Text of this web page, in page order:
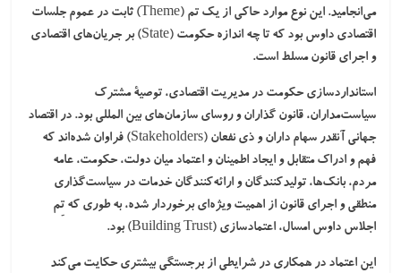
می‌انجامید. این نوع موارد حاکی از یک تم (Theme) ثابت در عموم جلسات
اقتصادی داوس بود که تا چه اندازه حکومت (State) بر جریان‌های اقتصادی
و اجرای قانون مسلط است.
استانداردسازی حکومتدر مدیریت اقتصادی، توصیۀ مشترک
سیاست‌مداران، قانون گذاران و روسای سازمان‌های بین المللی بود. در اقتصاد
جهانی آنقدر سهام داران و ذی نفعان (Stakeholders) فراوان شده‌اند که
فهم و ادراک متقابل و ایجاد اطمینان و اعتماد میان دولت، حکومت، عامه
مردم، بانک‌ها، تولیدکنندگان و ارائه‌کنندگان خدمات در سیاست‌گذاری
منطقی و اجرای قانون از اهمیت ویژه‌ای برخوردار شده، به طوری که تِم
اجلاس داوس امسال، اعتمادسازی (Building Trust) بود.
این اعتماد در همکاری در شرایطی از برجستگی بیشتری حکایت می‌کند